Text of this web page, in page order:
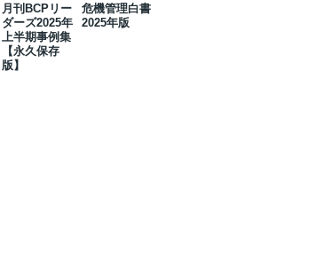
月刊BCPリー
ダーズ2025年
上半期事例集
【永久保存
版】
危機管理白書
2025年版